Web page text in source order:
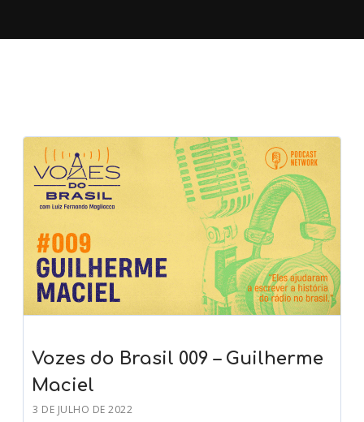
Vozes do Brasil 009 – Guilherme
Maciel
3 DE JULHO DE 2022